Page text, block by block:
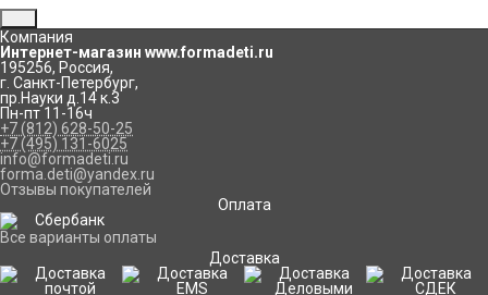
Компания
Интернет-магазин www.formadeti.ru
195256, Россия,
г. Санкт-Петербург,
пр.Науки д.14 к.3
Пн-пт 11-16ч
+7 (812) 628-50-25
+7 (495) 131-6025
info@formadeti.ru
forma.deti@yandex.ru
Отзывы покупателей
Оплата
Все варианты оплаты
Доставка